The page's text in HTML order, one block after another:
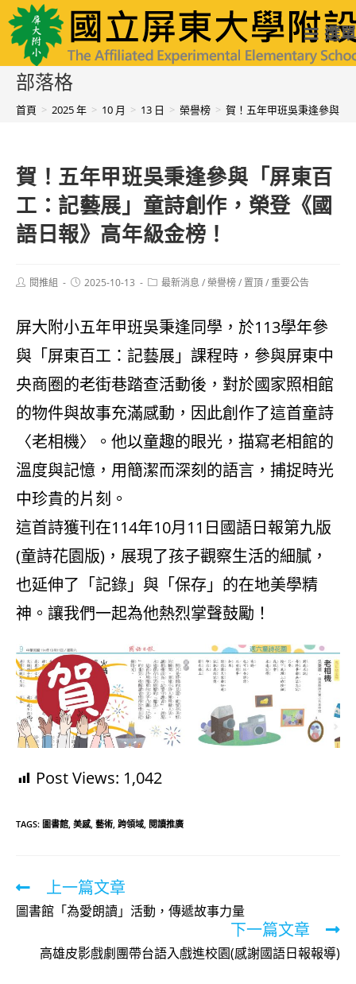
跳
轉
至
國立屏東大學附設實驗國民小學 選單
部落格
首頁 > 2025 年 > 10 月 > 13 日 > 榮譽榜 > 賀！五年甲班吳秉逢參與「
賀！五年甲班吳秉逢參與「屏東百
工：記藝展」童詩創作，榮登《國
語日報》高年級金榜！
Post閱推組
Post2025-10-13
Post最新消息 /榮譽榜/ 置頂/重要公告
屏大附小五年甲班吳秉逢同學，於113學年參
與「屏東百工：記藝展」課程時，參與屏東中
央商圈的老街巷踏查活動後，對於國家照相館
的物件與故事充滿感動，因此創作了這首童詩
〈老相機〉。他以童趣的眼光，描寫老相館的
溫度與記憶，用簡潔而深刻的語言，捕捉時光
中珍貴的片刻。
這首詩獲刊在114年10月11日國語日報第九版
(童詩花園版)，展現了孩子觀察生活的細膩，
也延伸了「記錄」與「保存」的在地美學精
神。讓我們一起為他熱烈掌聲鼓勵！
Post Views: 1,042
TAGS: 圖書館, 美感, 藝術, 跨領域, 閱讀推廣
Read
more
上一篇文章
圖書館「為愛朗讀」活動，傳遞故事力量
下一篇文章
高雄皮影戲劇團帶台語入戲進校園(感謝國語日報報導)